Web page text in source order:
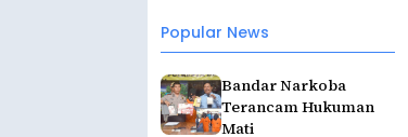
Popular News
Bandar Narkoba
Terancam Hukuman
Mati